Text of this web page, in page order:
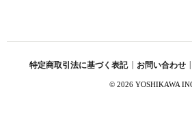
特定商取引法に基づく表記 お問い合わせ
© 2026 YOSHIKAWA